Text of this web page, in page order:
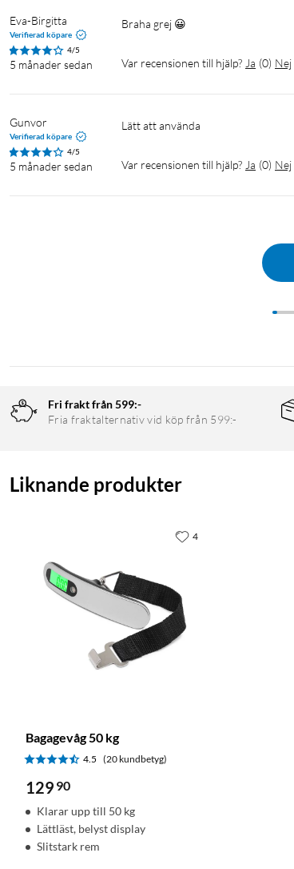
Eva-Birgitta
Verifierad köpare
4/5
5 månader sedan
Braha grej 😀
Var recensionen till hjälp? Ja (0) Nej
Gunvor
Verifierad köpare
4/5
5 månader sedan
Lätt att använda
Var recensionen till hjälp? Ja (0) Nej
Fri frakt från 599:-
Fria fraktalternativ vid köp från 599:-
Liknande produkter
Bagagevåg 50 kg
4.5 (20 kundbetyg)
129 90
Klarar upp till 50 kg
Lättläst, belyst display
Slitstark rem
4